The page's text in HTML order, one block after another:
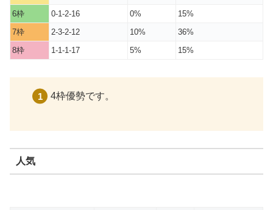
6枠
0-1-2-16 0%
15%
7枠
2-3-2-12 10%
36%
8枠
1-1-1-17 5% 15%
4枠優勢です。
人気